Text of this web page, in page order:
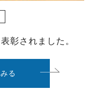
彰されました。
る